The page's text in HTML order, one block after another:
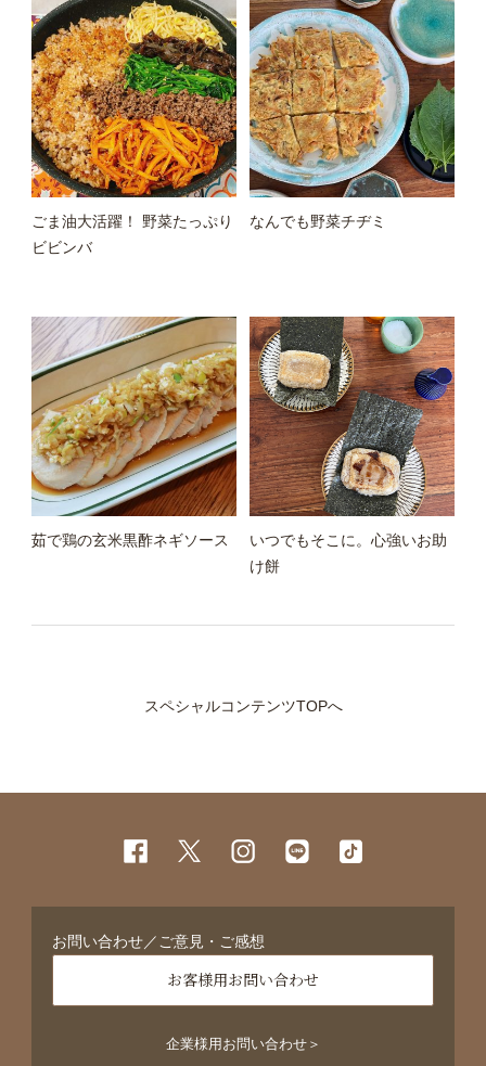
ごま油大活躍！ 野菜たっぷり
ビビンバ
なんでも野菜チヂミ
茹で鶏の玄米黒酢ネギソース
いつでもそこに。心強いお助
け餅
スペシャルコンテンツTOPへ
お問い合わせ／ご意見・ご感想
お客様用お問い合わせ
企業様用お問い合わせ＞